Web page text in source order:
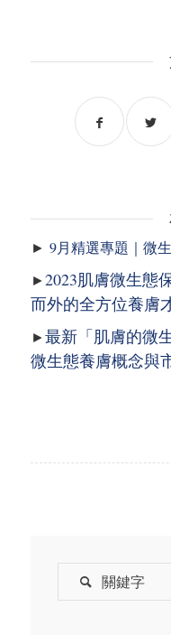
► 9月精選專題｜微
►2023肌膚微生態
而外的全方位養膚
►最新「肌膚的微
微生態養膚概念與
